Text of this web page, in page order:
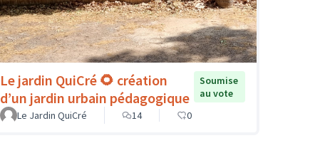
Le jardin QuiCré 🌻 création
d’un jardin urbain pédagogique
Soumise
au vote
Le Jardin QuiCré
14 0